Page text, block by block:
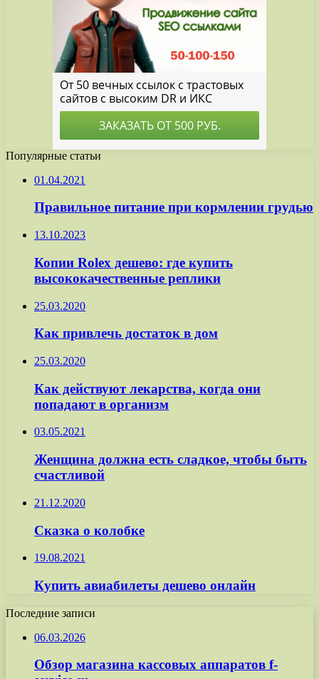
Популярные статьи
01.04.2021
Правильное питание при кормлении грудью
13.10.2023
Копии Rolex дешево: где купить
высококачественные реплики
25.03.2020
Как привлечь достаток в дом
25.03.2020
Как действуют лекарства, когда они
попадают в организм
03.05.2021
Женщина должна есть сладкое, чтобы быть
счастливой
21.12.2020
Сказка о колобке
19.08.2021
Купить авиабилеты дешево онлайн
Последние записи
06.03.2026
Обзор магазина кассовых аппаратов f-